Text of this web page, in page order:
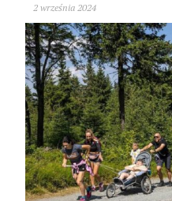
2 września 2024